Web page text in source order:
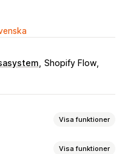
Shopify Flow
Visa funktioner
Visa funktioner